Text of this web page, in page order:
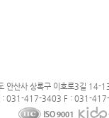
안산사 상록구 이호로3길 14-
: 031-417-3403 F : 031-